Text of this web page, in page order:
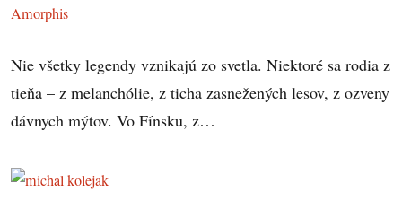
Amorphis
Nie všetky legendy vznikajú zo svetla. Niektoré sa rodia z
tieňa – z melanchólie, z ticha zasnežených lesov, z ozveny
dávnych mýtov. Vo Fínsku, z…